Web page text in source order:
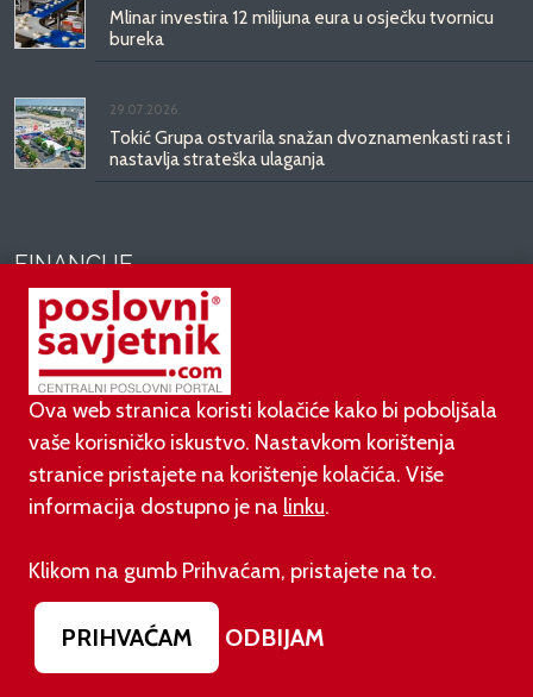
Mlinar investira 12 milijuna eura u osječku tvornicu
bureka
29.07.2026.
Tokić Grupa ostvarila snažan dvoznamenkasti rast i
nastavlja strateška ulaganja
FINANCIJE
07.08.2026.
Pokazatelji uspješnosti poslovanja poduzetnika
Hrvatske u 2025. godini
07.08.2026.
Valamar u prvih šest mjeseci 2026. godine zabilježio
rast od 10%
06.08.2026.
Poslovni rezultati OTP Grupe za prvo polugodište
2026. godine
Ova web stranica koristi kolačiće kako bi poboljšala
vaše korisničko iskustvo. Nastavkom korištenja
stranice pristajete na korištenje kolačića. Više
informacija dostupno je na linku.
Klikom na gumb Prihvaćam, pristajete na to.
PRIHVAĆAM ODBIJAM